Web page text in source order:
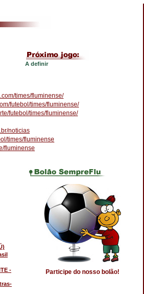
A definir
times/fluminense/
futebol/times/fluminense/
futebol/times/fluminense/
noticias
times/fluminense
fluminense
-
Participe do nosso bolão!